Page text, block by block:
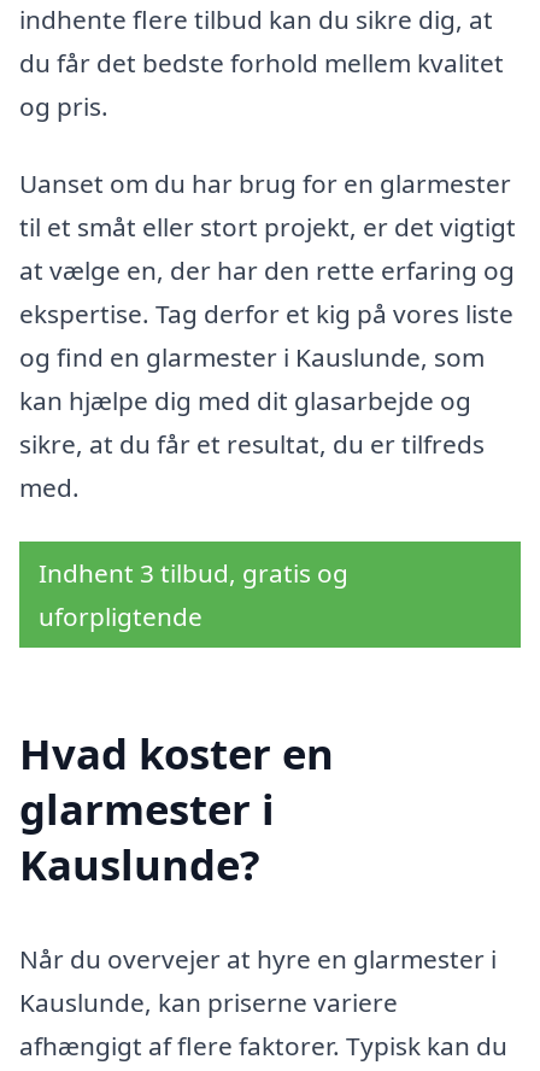
indhente flere tilbud kan du sikre dig, at
du får det bedste forhold mellem kvalitet
og pris.
Uanset om du har brug for en glarmester
til et småt eller stort projekt, er det vigtigt
at vælge en, der har den rette erfaring og
ekspertise. Tag derfor et kig på vores liste
og find en glarmester i Kauslunde, som
kan hjælpe dig med dit glasarbejde og
sikre, at du får et resultat, du er tilfreds
med.
Indhent 3 tilbud, gratis og
uforpligtende
Hvad koster en
glarmester i
Kauslunde?
Når du overvejer at hyre en glarmester i
Kauslunde, kan priserne variere
afhængigt af flere faktorer. Typisk kan du